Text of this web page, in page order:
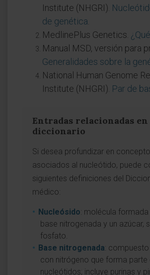
Institute (NHGRI).
de genética
MedlinePlus Genetics.
Manual MSD, versión para
Generalidades sobre la
National Human Genome
Institute (NHGRI). Par de
Entradas relacionadas en
diccionario
Si desea profundizar en
asociados al nucleótido, puede
siguientes definiciones del
médico:
Nucleósido: molécula formada
base nitrogenada y un azúcar,
fosfato.
Base nitrogenada:
con nitrógeno que forma parte
nucleótidos; incluye purinas y